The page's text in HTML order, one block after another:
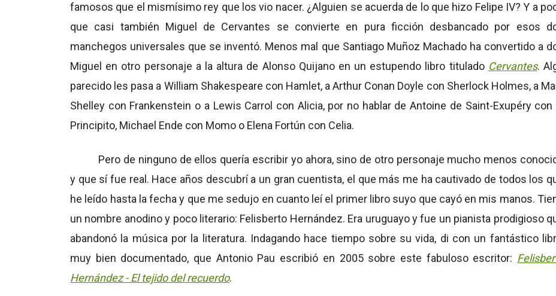
famosos que el mismísimo rey que los vio nacer. ¿Alguien se acuerda de lo que hizo Felipe IV? Y a
que casi también Miguel de Cervantes se convierte en pura ficción desbancado por esos
manchegos universales que se inventó. Menos mal que Santiago Muñoz Machado ha convertido a
Miguel en otro personaje a la altura de Alonso Quijano en un estupendo libro titulado Cervantes.
parecido les pasa a William Shakespeare con Hamlet, a Arthur Conan Doyle con Sherlock Holmes, a
Shelley con Frankenstein o a Lewis Carrol con Alicia, por no hablar de Antoine de Saint-Exupéry con
Principito, Michael Ende con Momo o Elena Fortún con Celia.
Pero de ninguno de ellos quería escribir yo ahora, sino de otro personaje mucho menos
y que sí fue real. Hace años descubrí a un gran cuentista, el que más me ha cautivado de todos los
he leído hasta la fecha y que me sedujo en cuanto leí el primer libro suyo que cayó en mis manos.
un nombre anodino y poco literario: Felisberto Hernández. Era uruguayo y fue un pianista prodigioso
abandonó la música por la literatura. Indagando hace tiempo sobre su vida, di con un fantástico
muy bien documentado, que Antonio Pau escribió en 2005 sobre este fabuloso escritor:
Hernández - El tejido del recuerdo.